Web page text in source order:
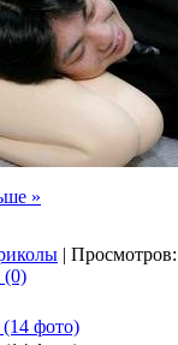
»
| Просмотров:
(0)
фото)